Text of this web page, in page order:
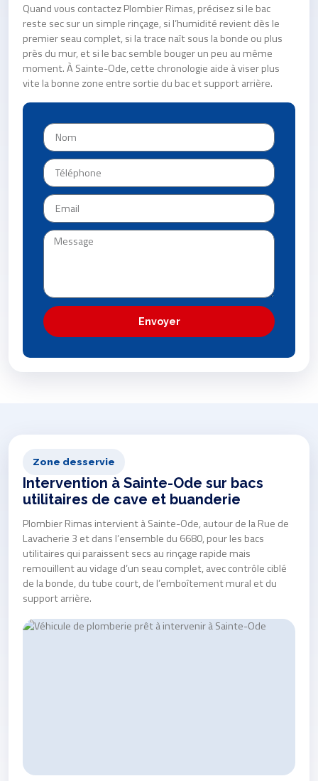
Quand vous contactez Plombier Rimas, précisez si le bac
reste sec sur un simple rinçage, si l’humidité revient dès le
premier seau complet, si la trace naît sous la bonde ou plus
près du mur, et si le bac semble bouger un peu au même
moment. À Sainte-Ode, cette chronologie aide à viser plus
vite la bonne zone entre sortie du bac et support arrière.
Envoyer
Zone desservie
Intervention à Sainte-Ode sur bacs
utilitaires de cave et buanderie
Plombier Rimas intervient à Sainte-Ode, autour de la Rue de
Lavacherie 3 et dans l’ensemble du 6680, pour les bacs
utilitaires qui paraissent secs au rinçage rapide mais
remouillent au vidage d’un seau complet, avec contrôle ciblé
de la bonde, du tube court, de l’emboîtement mural et du
support arrière.